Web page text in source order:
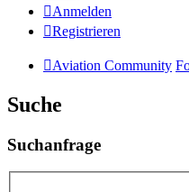
Anmelden
Registrieren
Aviation Community
Suche
Suchanfrage